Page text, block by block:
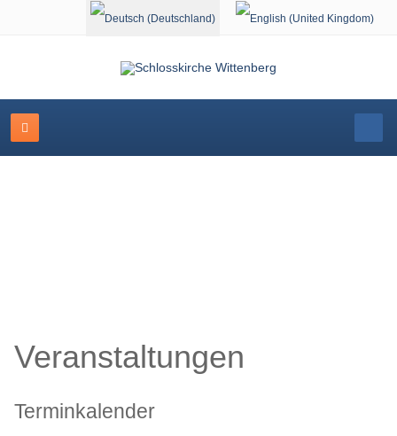
Sprache auswählen
Veranstaltungen
Terminkalender